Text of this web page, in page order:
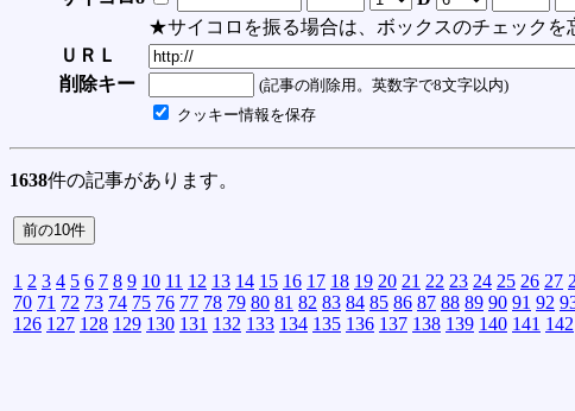
★サイコロを振る場合は、ボックスのチェックを
ＵＲＬ
削除キー
(記事の削除用。英数字で8文字以内)
クッキー情報を保存
1638件の記事があります。
1 2 3 4 5 6 7 8 9 10 11 12 13 14 15 16 17 18 19 20 21 22 23 24 25 26 27
70 71 72 73 74 75 76 77 78 79 80 81 82 83 84 85 86 87 88 89 90 91 92
126 127 128 129 130 131 132 133 134 135 136 137 138 139 140 141 142